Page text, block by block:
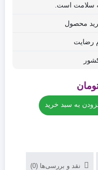
سلامت است.
محصول
رضایت
تومان
فعلی
به سبد خرید
نقد و بررسی‌ها (0)